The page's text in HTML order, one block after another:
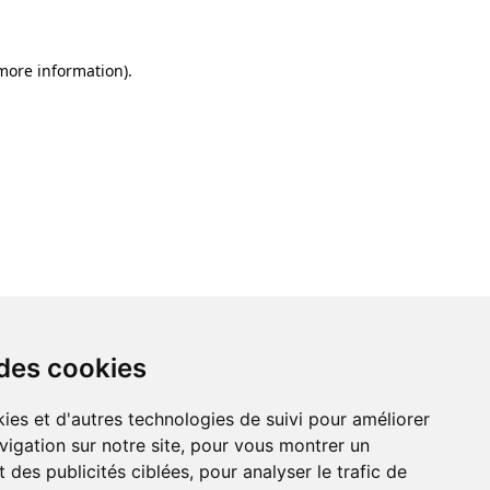
cookies
et d'autres technologies de suivi pour améliorer
sur notre site, pour vous montrer un
des publicités ciblées, pour analyser le trafic de
information).